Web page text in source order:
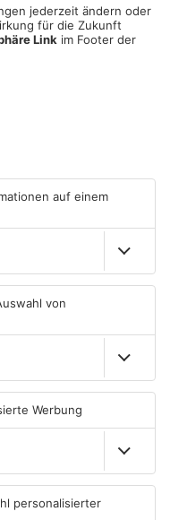
Marktes Sulzbach,
Dienststellenleiter,
Erster
mit der
Schritt für noch
vor Ort. Gerade
grüne Lunge oder das
in der Vergangenheit
speziell ausgebildeten
Marktgemeinde
der Polizei sinnvoll
für unsere
wenn erforderlich
Martin Stock)
und
sind zusätzliche Augen
öffentlichen Sicherheit
zur Polizei und
professionelle Hilfe
auf diese Weise